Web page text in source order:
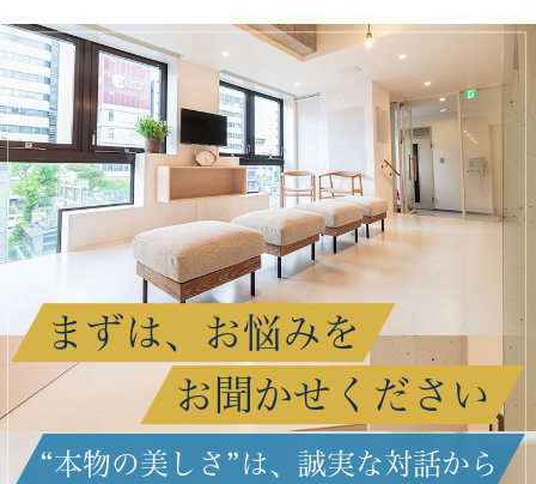
まずは、お悩みを
お聞かせください
“本物の美しさ”は、誠実な対話から